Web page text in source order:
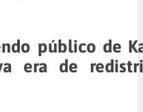
público de
era de